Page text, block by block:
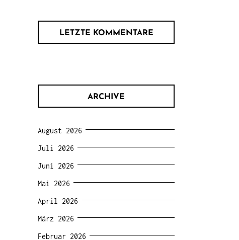
LETZTE KOMMENTARE
ARCHIVE
August 2026
Juli 2026
Juni 2026
Mai 2026
April 2026
März 2026
Februar 2026